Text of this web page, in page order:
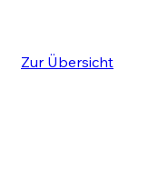
Zur Übersicht